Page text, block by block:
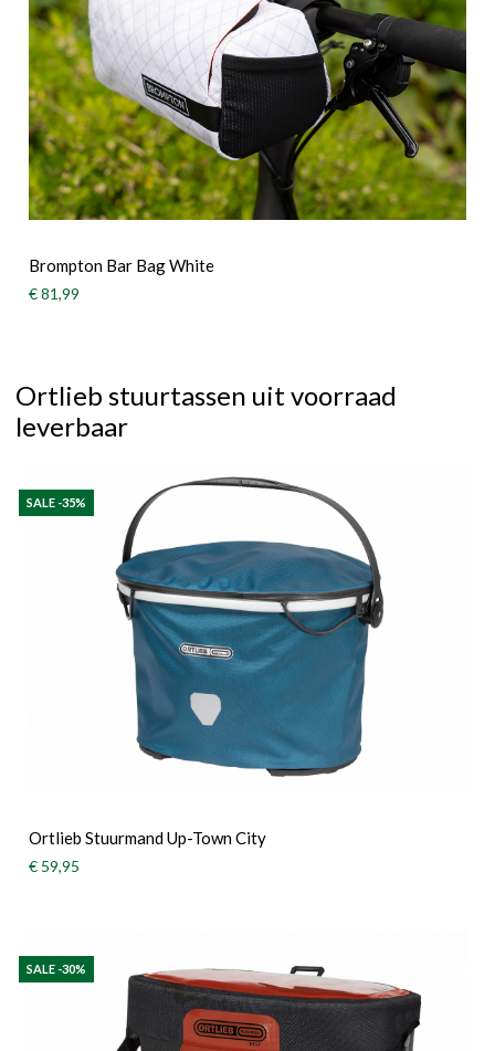
Brompton Bar Bag White
€ 81,99
Ortlieb stuurtassen uit voorraad
leverbaar
SALE -35%
Ortlieb Stuurmand Up-Town City
€ 59,95
SALE -30%